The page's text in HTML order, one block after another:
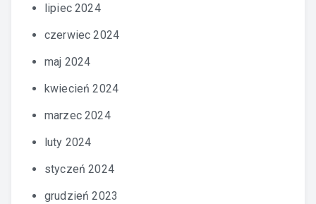
lipiec 2024
czerwiec 2024
maj 2024
kwiecień 2024
marzec 2024
luty 2024
styczeń 2024
grudzień 2023